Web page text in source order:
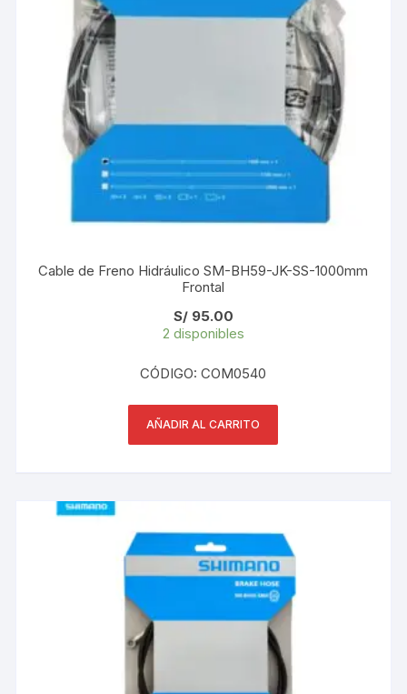
Cable de Freno Hidráulico SM-BH59-JK-SS-1000mm
Frontal
S/95.00
2 disponibles
CÓDIGO: COM0540
AÑADIR AL CARRITO